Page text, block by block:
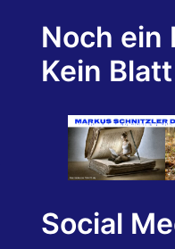
Noch ein
Kein Blatt
Social